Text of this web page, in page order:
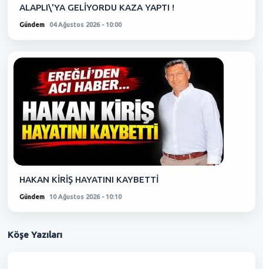
ALAPLI\'YA GELİYORDU KAZA YAPTI !
Gündem 04 Ağustos 2026 - 10:00
HAKAN KİRİŞ HAYATINI KAYBETTİ
Gündem 10 Ağustos 2026 - 10:10
Köşe Yazıları